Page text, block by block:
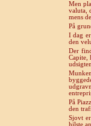
Men
valuta,
mens
På
I dag
den
Der
Capite,
På
den
Sjovt
hilste